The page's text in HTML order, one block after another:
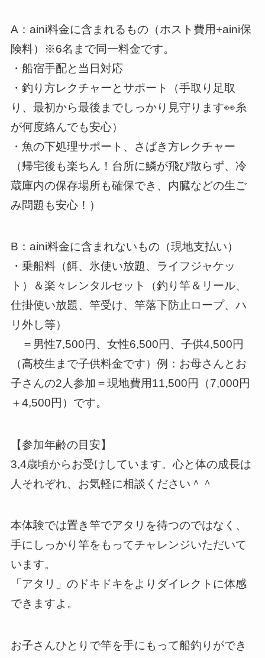
A：aini料金に含まれるもの（ホスト費用+aini保
険料）※6名まで同一料金です。
・船宿手配と当日対応
・釣り方レクチャーとサポート（手取り足取
り、最初から最後までしっかり見守ります👀糸
が何度絡んでも安心）
・魚の下処理サポート、さばき方レクチャー
（帰宅後も楽ちん！台所に鱗が飛び散らず、冷
蔵庫内の保存場所も確保でき、内臓などの生ご
み問題も安心！）
B：aini料金に含まれないもの（現地支払い）
・乗船料（餌、氷使い放題、ライフジャケッ
ト）＆楽々レンタルセット（釣り竿＆リール、
仕掛使い放題、竿受け、竿落下防止ロープ、ハ
リ外し等）
＝男性7,500円、女性6,500円、子供4,500円
（高校生まで子供料金です）例：お母さんとお
子さんの2人参加＝現地費用11,500円（7,000円
＋4,500円）です。
【参加年齢の目安】
3,4歳頃からお受けしています。心と体の成長は
人それぞれ、お気軽に相談ください＾＾
本体験では置き竿でアタリを待つのではなく、
手にしっかり竿をもってチャレンジいただいて
います。
「アタリ」のドキドキをよりダイレクトに体感
できますよ。
お子さんひとりで竿を手にもって船釣りができ